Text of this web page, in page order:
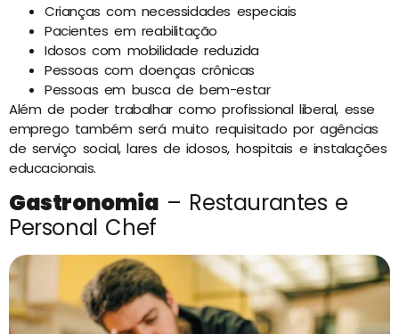
Crianças com necessidades especiais
Pacientes em reabilitação
Idosos com mobilidade reduzida
Pessoas com doenças crônicas
Pessoas em busca de bem-estar
Além de poder trabalhar como profissional liberal, esse
emprego também será muito requisitado por agências
de serviço social, lares de idosos, hospitais e instalações
educacionais.
Gastronomia – Restaurantes e
Personal Chef